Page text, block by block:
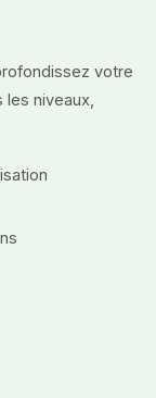
votre
les niveaux,